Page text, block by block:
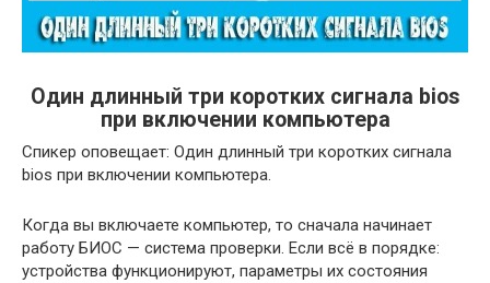
Один длинный три коротких сигнала bios
при включении компьютера
Спикер оповещает: Один длинный три коротких сигнала
bios при включении компьютера.
Когда вы включаете компьютер, то сначала начинает
работу БИОС — система проверки. Если всё в порядке:
устройства функционируют, параметры их состояния